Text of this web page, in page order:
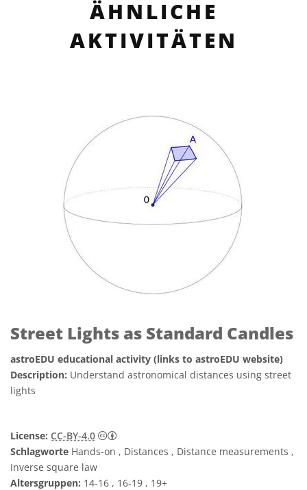
ÄHNLICHE
AKTIVITÄTEN
Street Lights as Standard Candles
astroEDU educational activity (links to astroEDU website)
Description: Understand astronomical distances using street
lights
License: CC-BY-4.0
Creative Commons Namensnennung 4.0
Schlagworte Hands-on , Distances , Distance measurements ,
Inverse square law
Altersgruppen: 14-16 , 16-19 , 19+